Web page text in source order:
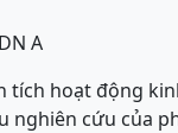
A
tích hoạt động
nghiên cứu của